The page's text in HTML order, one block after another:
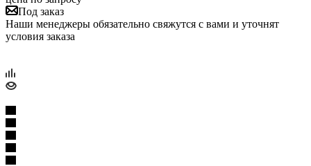
Под заказ
Наши менеджеры обязательно свяжутся с вами и уточнят
условия заказа